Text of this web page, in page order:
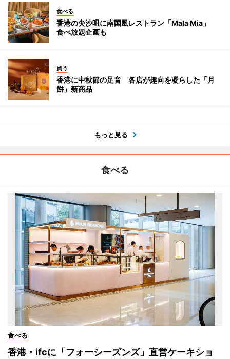
食べる
香港の尖沙咀に南国風レストラン「Mala Mia」
食べ放題企画も
買う
香港に中秋節の足音 各店が趣向を凝らした「月
餅」新商品
もっと見る
食べる
食べる
香港・ifcに「フォーシーズンズ」直営ケーキショ